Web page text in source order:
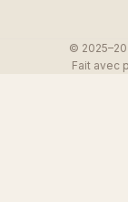
©
Fait avec